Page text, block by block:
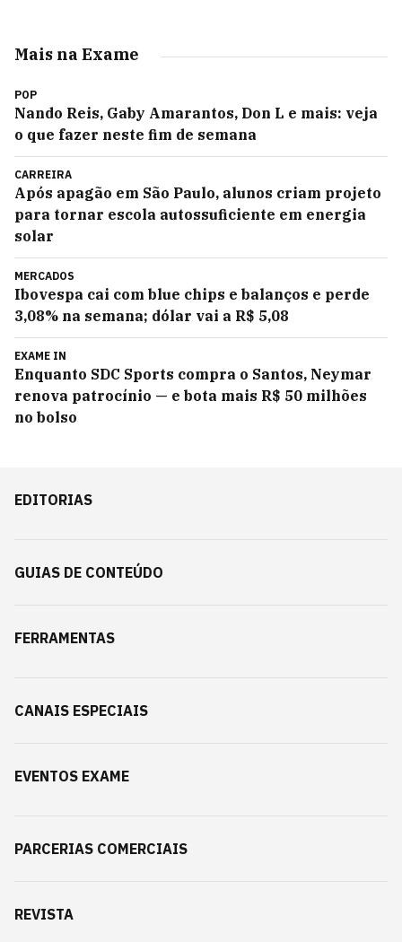
Mais na Exame
POP
Nando Reis, Gaby Amarantos, Don L e mais: veja
o que fazer neste fim de semana
CARREIRA
Após apagão em São Paulo, alunos criam projeto
para tornar escola autossuficiente em energia
solar
MERCADOS
Ibovespa cai com blue chips e balanços e perde
3,08% na semana; dólar vai a R$ 5,08
EXAME IN
Enquanto SDC Sports compra o Santos, Neymar
renova patrocínio — e bota mais R$ 50 milhões
no bolso
EDITORIAS
GUIAS DE CONTEÚDO
FERRAMENTAS
CANAIS ESPECIAIS
EVENTOS EXAME
PARCERIAS COMERCIAIS
REVISTA